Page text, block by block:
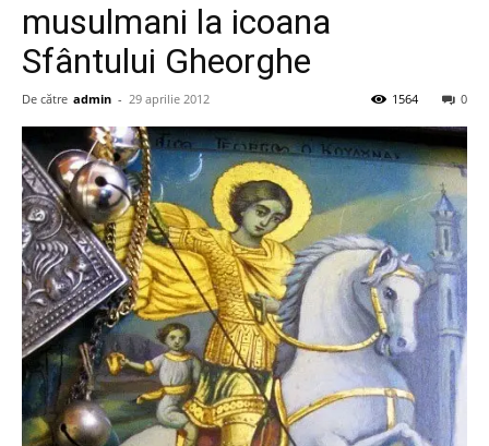
musulmani la icoana
Sfântului Gheorghe
De către admin - 29 aprilie 2012 0
1564